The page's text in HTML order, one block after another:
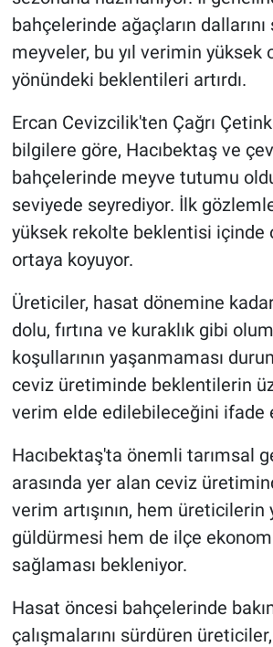
bahçelerinde ağaçların dallarını
meyveler, bu yıl verimin yüksek
yönündeki beklentileri artırdı.
Ercan Cevizcilik'ten Çağrı
bilgilere göre, Hacıbektaş ve
bahçelerinde meyve tutumu
seviyede seyrediyor. İlk
yüksek rekolte beklentisi içinde
ortaya koyuyor.
Üreticiler, hasat dönemine kadar
dolu, fırtına ve kuraklık gibi
koşullarının yaşanmaması
ceviz üretiminde beklentilerin
verim elde edilebileceğini ifade
Hacıbektaş'ta önemli tarımsal
arasında yer alan ceviz
verim artışının, hem üreticilerin
güldürmesi hem de ilçe
sağlaması bekleniyor.
Hasat öncesi bahçelerinde
çalışmalarını sürdüren
Niğde
Aksaray
Kırşehir
Yerel
Genel
Kültür - Sanat
Magazin
Çevre
Haberde İnsan